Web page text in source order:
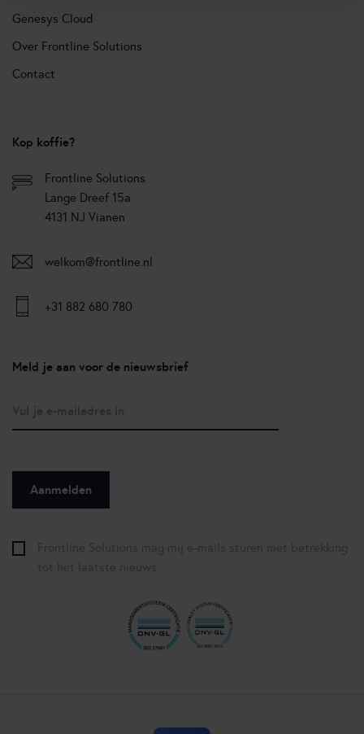
Genesys Cloud
Over Frontline Solutions
Contact
Kop koffie?
Frontline Solutions
Lange Dreef 15a
4131 NJ Vianen
welkom@frontline.nl
+31 882 680 780
Meld je aan voor de nieuwsbrief